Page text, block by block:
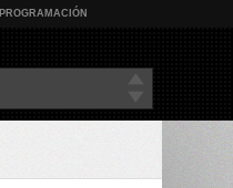
PROGRAMACIÓN